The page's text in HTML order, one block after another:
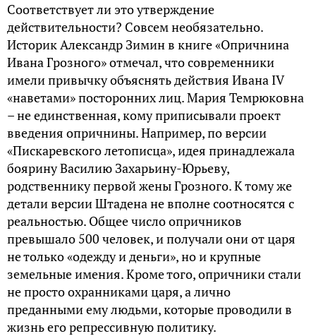
Соответствует ли это утверждение
действительности? Совсем необязательно.
Историк Александр Зимин в книге «Опричнина
Ивана Грозного» отмечал, что современники
имели привычку объяснять действия Ивана IV
«наветами» посторонних лиц. Мария Темрюковна
– не единственная, кому приписывали проект
введения опричнины. Например, по версии
«Пискаревского летописца», идея принадлежала
боярину Василию Захарьину-Юрьеву,
родственнику первой жены Грозного. К тому же
детали версии Штадена не вполне соотносятся с
реальностью. Общее число опричников
превышало 500 человек, и получали они от царя
не только «одежду и деньги», но и крупные
земельные имения. Кроме того, опричники стали
не просто охранниками царя, а лично
преданными ему людьми, которые проводили в
жизнь его репрессивную политику.